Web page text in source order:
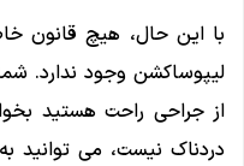
با این حال، هیچ قانون
لیپوساکشن وجود ندارد.
از جراحی راحت هستید
دردناک نیست، می توانید